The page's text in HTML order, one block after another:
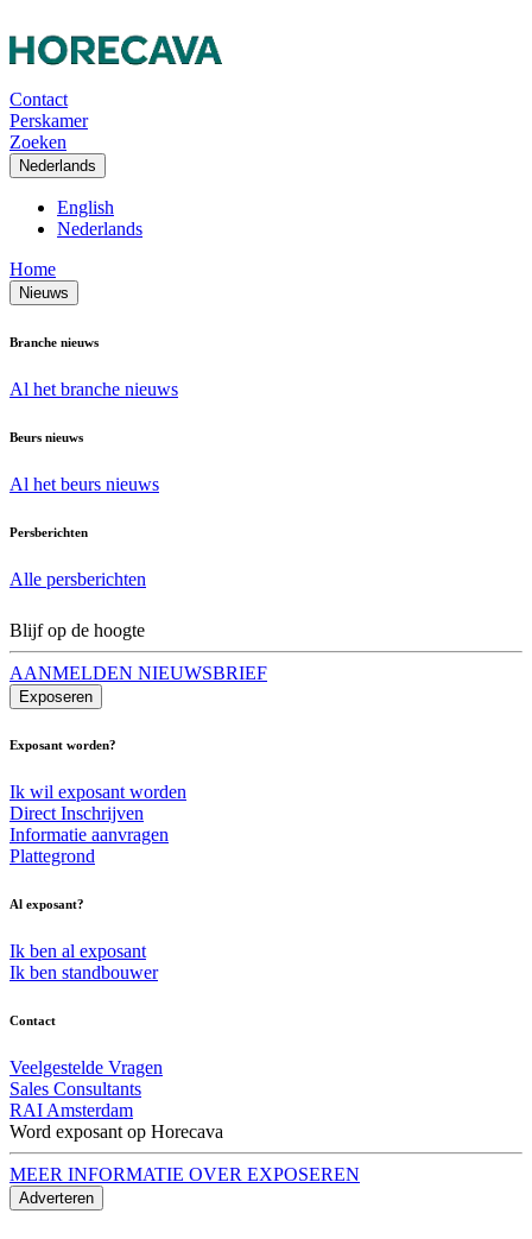
Contact
Perskamer
Zoeken
Nederlands
English
Nederlands
Home
Nieuws
Branche nieuws
Al het branche nieuws
Beurs nieuws
Al het beurs nieuws
Persberichten
Alle persberichten
Blijf op de hoogte
AANMELDEN NIEUWSBRIEF
Exposeren
Exposant worden?
Ik wil exposant worden
Direct Inschrijven
Informatie aanvragen
Plattegrond
Al exposant?
Ik ben al exposant
Ik ben standbouwer
Contact
Veelgestelde Vragen
Sales Consultants
RAI Amsterdam
Word exposant op Horecava
MEER INFORMATIE OVER EXPOSEREN
Adverteren